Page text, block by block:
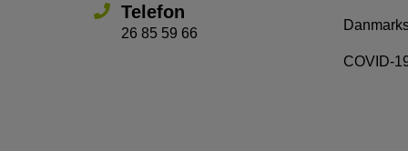
Telefon
26 85 59 66
COVID-